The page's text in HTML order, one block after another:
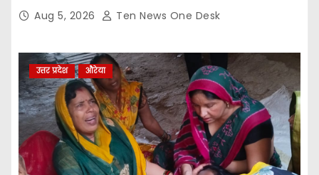
Aug 5, 2026 Ten News One Desk
उत्तर प्रदेश औरेया